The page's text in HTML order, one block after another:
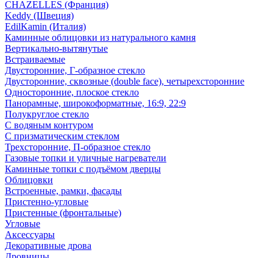
CHAZELLES (Франция)
Keddy (Швеция)
EdilKamin (Италия)
Каминные облицовки из натурального камня
Вертикально-вытянутые
Встраиваемые
Двусторонние, Г-образное стекло
Двусторонние, сквозные (double face), четырехсторонние
Односторонние, плоское стекло
Панорамные, широкоформатные, 16:9, 22:9
Полукруглое стекло
С водяным контуром
С призматическим стеклом
Трехсторонние, П-образное стекло
Газовые топки и уличные нагреватели
Каминные топки с подъёмом дверцы
Облицовки
Встроенные, рамки, фасады
Пристенно-угловые
Пристенные (фронтальные)
Угловые
Аксессуары
Декоративные дрова